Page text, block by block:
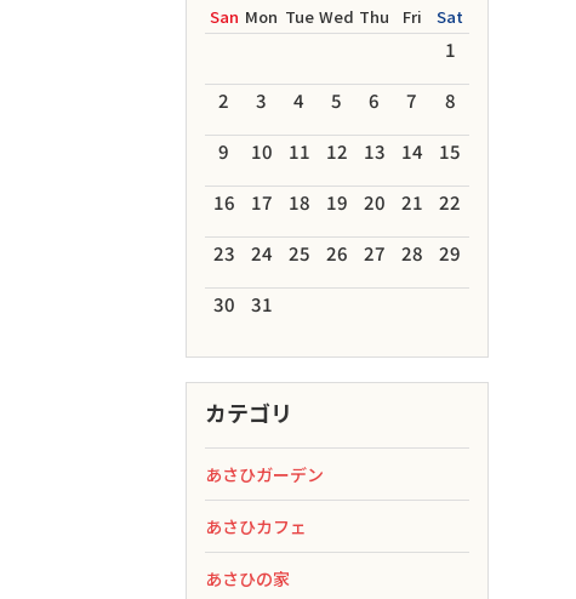
San Mon Tue Wed Thu Fri Sat
1
2
3 4 5 6 7
8
9
10 11 12 13 14
15
16
17 18 19 20 21
22
23
24 25 26 27 28
29
30
31
カテゴリ
あさひガーデン
あさひカフェ
あさひの家